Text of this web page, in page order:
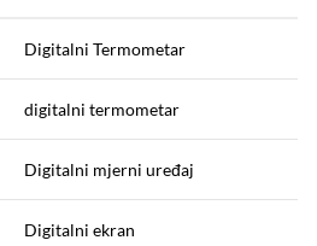
Digitalni Termometar
digitalni termometar
Digitalni mjerni uređaj
Digitalni ekran